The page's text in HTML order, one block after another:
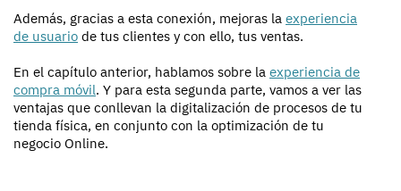
Además, gracias a esta conexión, mejoras la experiencia
de usuario de tus clientes y con ello, tus ventas.
En el capítulo anterior, hablamos sobre la experiencia de
compra móvil. Y para esta segunda parte, vamos a ver las
ventajas que conllevan la digitalización de procesos de tu
tienda física, en conjunto con la optimización de tu
negocio Online.